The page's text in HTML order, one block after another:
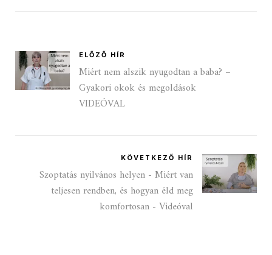
ELŐZŐ HÍR
Miért nem alszik nyugodtan a baba? –
Gyakori okok és megoldások
VIDEÓVAL
KÖVETKEZŐ HÍR
Szoptatás nyilvános helyen - Miért van
teljesen rendben, és hogyan éld meg
komfortosan - Videóval